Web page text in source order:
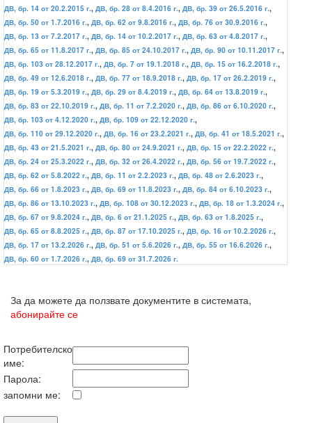
ДВ, бр. 14 от 20.2.2015 г., ДВ, бр. 28 от 8.4.2016 г., ДВ, бр. 39 от 26.5.2016 г.,
ДВ, бр. 50 от 1.7.2016 г., ДВ, бр. 62 от 9.8.2016 г., ДВ, бр. 76 от 30.9.2016 г.,
ДВ, бр. 13 от 7.2.2017 г., ДВ, бр. 14 от 10.2.2017 г., ДВ, бр. 63 от 4.8.2017 г.,
ДВ, бр. 65 от 11.8.2017 г., ДВ, бр. 85 от 24.10.2017 г., ДВ, бр. 90 от 10.11.2017 г.,
ДВ, бр. 103 от 28.12.2017 г., ДВ, бр. 7 от 19.1.2018 г., ДВ, бр. 15 от 16.2.2018 г.,
ДВ, бр. 49 от 12.6.2018 г., ДВ, бр. 77 от 18.9.2018 г., ДВ, бр. 17 от 26.2.2019 г.,
ДВ, бр. 19 от 5.3.2019 г., ДВ, бр. 29 от 8.4.2019 г., ДВ, бр. 64 от 13.8.2019 г.,
ДВ, бр. 83 от 22.10.2019 г., ДВ, бр. 11 от 7.2.2020 г., ДВ, бр. 86 от 6.10.2020 г.,
ДВ, бр. 103 от 4.12.2020 г., ДВ, бр. 109 от 22.12.2020 г.,
ДВ, бр. 110 от 29.12.2020 г., ДВ, бр. 16 от 23.2.2021 г., ДВ, бр. 41 от 18.5.2021 г.,
ДВ, бр. 43 от 21.5.2021 г., ДВ, бр. 80 от 24.9.2021 г., ДВ, бр. 15 от 22.2.2022 г.,
ДВ, бр. 24 от 25.3.2022 г., ДВ, бр. 32 от 26.4.2022 г., ДВ, бр. 56 от 19.7.2022 г.,
ДВ, бр. 62 от 5.8.2022 г., ДВ, бр. 11 от 2.2.2023 г., ДВ, бр. 48 от 2.6.2023 г.,
ДВ, бр. 66 от 1.8.2023 г., ДВ, бр. 69 от 11.8.2023 г., ДВ, бр. 84 от 6.10.2023 г.,
ДВ, бр. 86 от 13.10.2023 г., ДВ, бр. 108 от 30.12.2023 г., ДВ, бр. 18 от 1.3.2024 г.,
ДВ, бр. 67 от 9.8.2024 г., ДВ, бр. 6 от 21.1.2025 г., ДВ, бр. 63 от 1.8.2025 г.,
ДВ, бр. 65 от 8.8.2025 г., ДВ, бр. 87 от 17.10.2025 г., ДВ, бр. 16 от 10.2.2026 г.,
ДВ, бр. 17 от 13.2.2026 г., ДВ, бр. 51 от 5.6.2026 г., ДВ, бр. 55 от 16.6.2026 г.,
ДВ, бр. 60 от 1.7.2026 г., ДВ, бр. 69 от 31.7.2026 г.
За да можете да ползвате документите в системата,
абонирайте се
Потребителско
име:
Парола:
запомни ме: